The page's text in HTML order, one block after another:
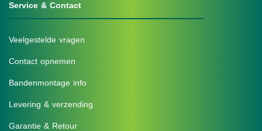
Service & Contact
Veelgestelde vragen
Contact opnemen
Bandenmontage info
Levering & verzending
Garantie & Retour